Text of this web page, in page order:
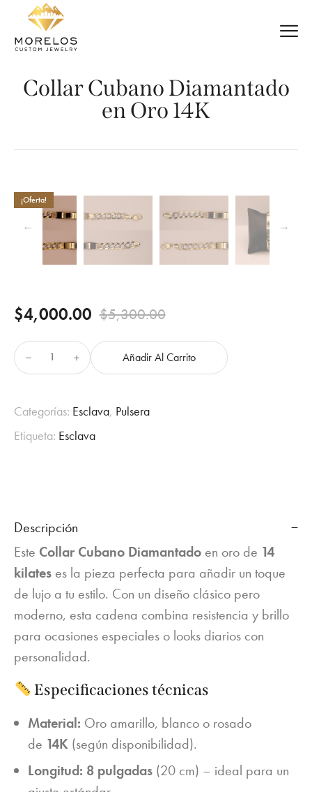
Collar Cubano Diamantado
en Oro 14K
¡Oferta!
$5,300.00
Original
price
was:
$5,300.00.
$4,000.00
Current
price
is:
$4,000.00.
Collar
Cubano
en
14K
Añadir Al Carrito
Categorías: Esclava, Pulsera
Etiqueta: Esclava
Descripción
Este Collar Cubano Diamantado en oro de 14
kilates es la pieza perfecta para añadir un toque
de lujo a tu estilo. Con un diseño clásico pero
moderno, esta cadena combina resistencia y brillo
para ocasiones especiales o looks diarios con
personalidad.
Especificaciones técnicas
Material: Oro amarillo, blanco o rosado
de 14K (según disponibilidad).
Longitud: 8 pulgadas (20 cm) – ideal para un